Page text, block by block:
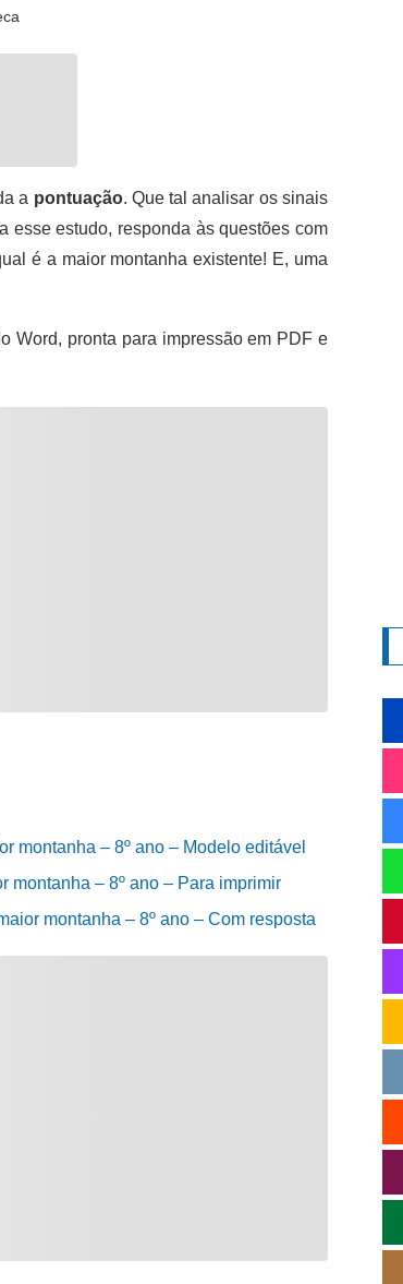
a pontuação. Que tal analisar os sinais
esse estudo, responda às questões com
é a maior montanha existente! E, uma
pronta para impressão em PDF e
montanha – 8º ano – Modelo editável
montanha – 8º ano – Para imprimir
montanha – 8º ano – Com resposta